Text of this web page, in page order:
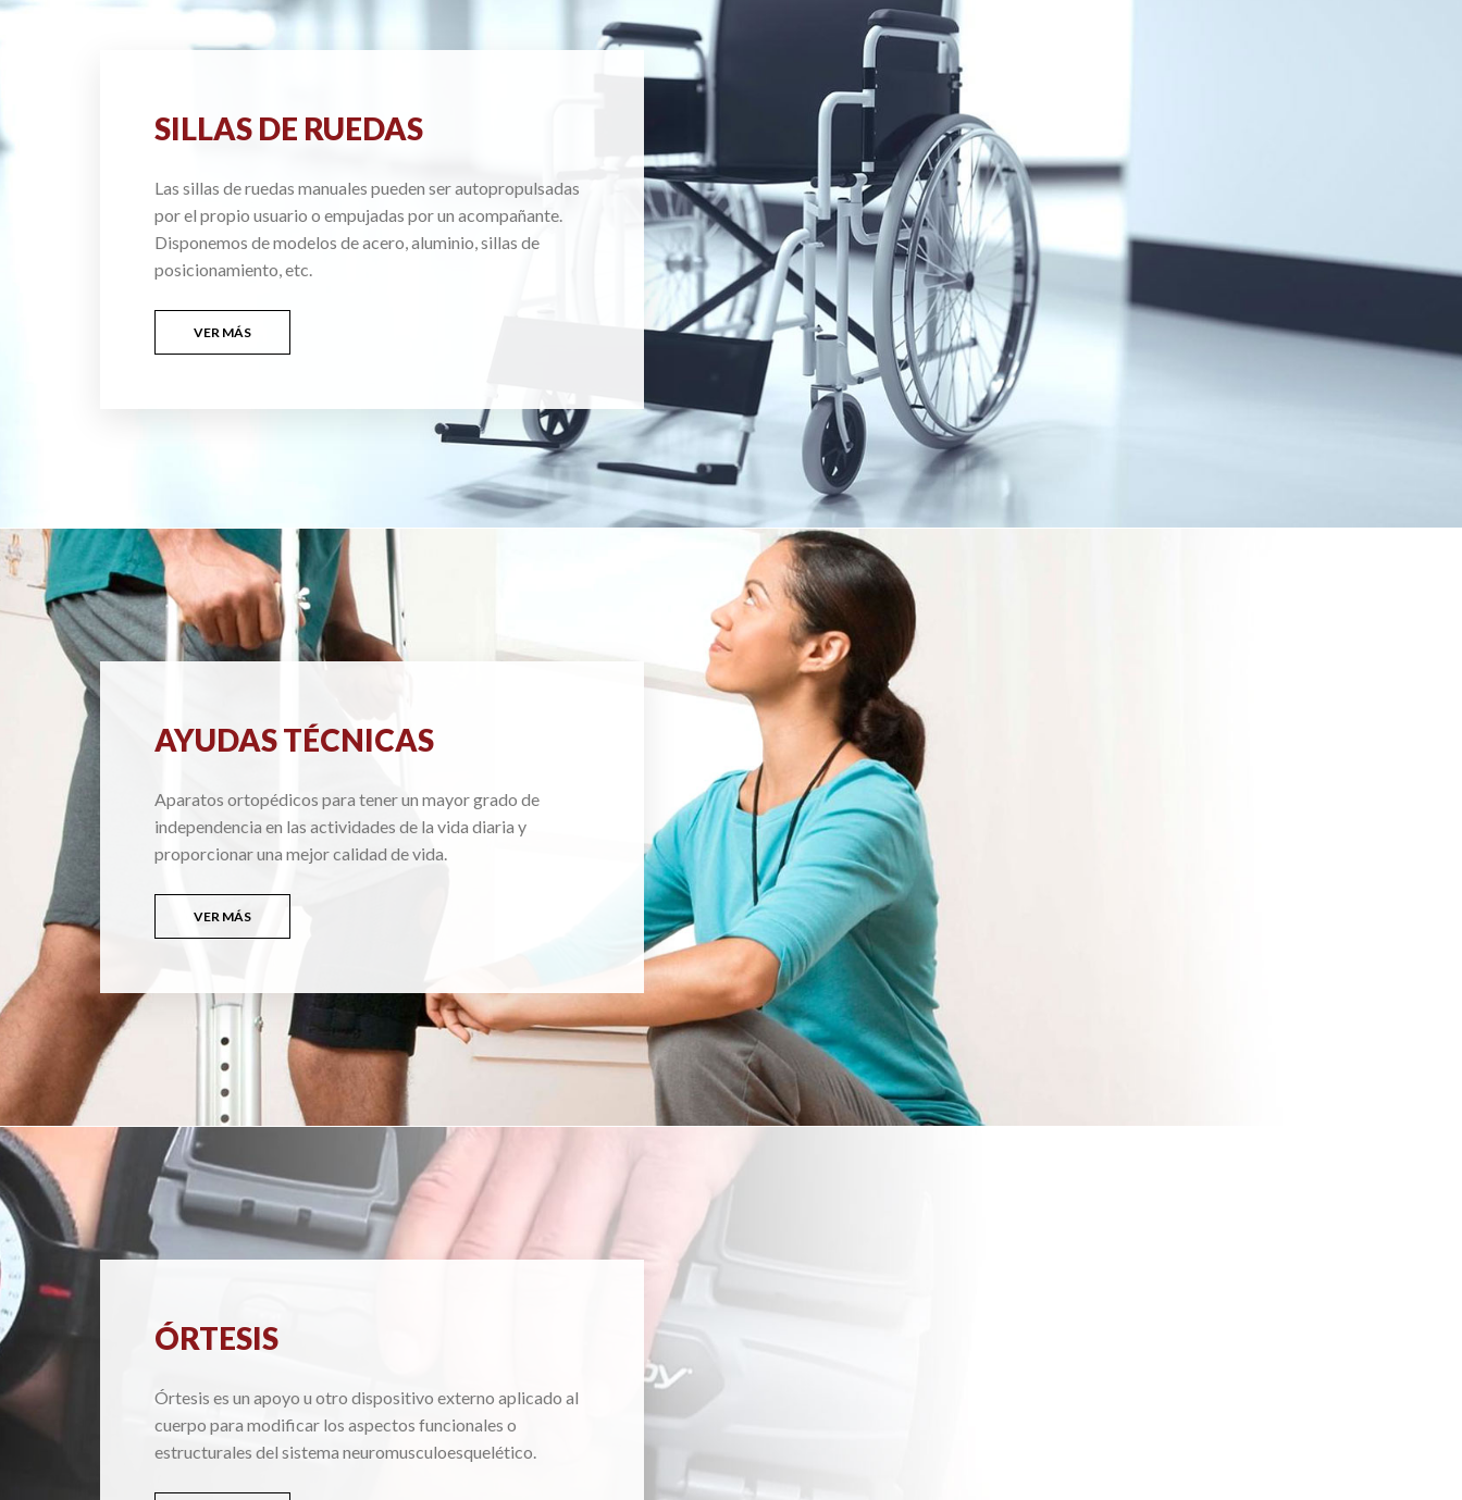
SILLAS DE RUEDAS
Las sillas de ruedas manuales pueden ser autopropulsadas
por el propio usuario o empujadas por un acompañante.
Disponemos de modelos de acero, aluminio, sillas de
posicionamiento, etc.
VER MÁS
AYUDAS TÉCNICAS
Aparatos ortopédicos para tener un mayor grado de
independencia en las actividades de la vida diaria y
proporcionar una mejor calidad de vida.
VER MÁS
ÓRTESIS
Órtesis es un apoyo u otro dispositivo externo aplicado al
cuerpo para modificar los aspectos funcionales o
estructurales del sistema neuromusculoesquelético.